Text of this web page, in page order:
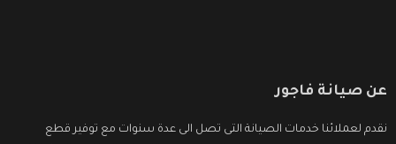
عن صيانة فاجور
نقدم لعملائنا خدمات الصيانة التى تصل الى عدة سنوات مع توفير قطع